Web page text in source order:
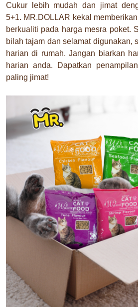
Cukur lebih mudah dan jimat
5+1. MR.DOLLAR kekal
berkualiti pada harga mesra poket.
bilah tajam dan selamat digunakan,
harian di rumah. Jangan biarkan
harian anda. Dapatkan
paling jimat!